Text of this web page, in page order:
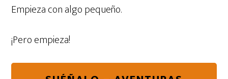
Empieza con algo pequeño.
¡Pero empieza!